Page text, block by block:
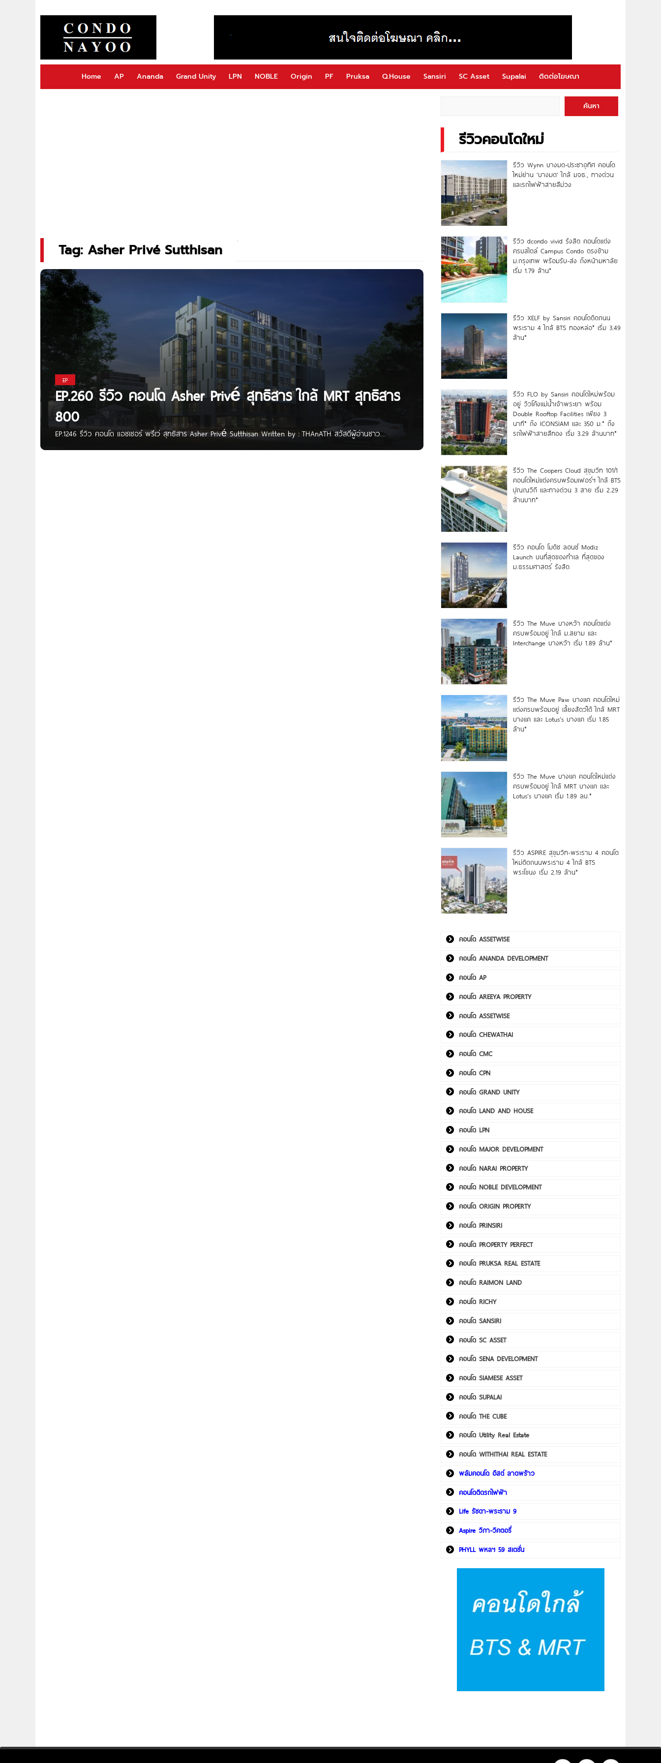
Home AP Ananda Grand Unity LPN NOBLE Origin PF Pruksa Q.House Sansiri SC Asset Supalai ติดต่อโฆษณา
Tag: Asher Privé Sutthisan
EP
EP.260 รีวิว คอนโด Asher Privé สุทธิสาร ใกล้ MRT สุทธิสาร
800
EP.1246 รีวิว คอนโด แอชเชอร์ พรีเว่ สุทธิสาร Asher Privé Sutthisan Written by : THAnATH สวัสดีผู้อ่านชาว
ค้นหา
รีวิวคอนโดใหม่
รีวิว Wynn บางมด-ประชาอุทิศ คอนโด
ใหม่ย่าน ‘บางมด’ ใกล้ มจธ., ทางด่วน
และรถไฟฟ้าสายสีม่วง
รีวิว dcondo vivid รังสิต คอนโดแต่ง
ครบสไตล์ Campus Condo ตรงข้าม
ม.กรุงเทพ พร้อมรับ-ส่ง ถึงหน้ามหาลัย
เริ่ม 1.79 ล้าน*
รีวิว XELF by Sansiri คอนโดติดถนน
พระราม 4 ใกล้ BTS ทองหล่อ* เริ่ม 3.49
ล้าน*
รีวิว FLO by Sansiri คอนโดใหม่พร้อม
อยู่ วิวโค้งแม่น้ำเจ้าพระยา พร้อม
Double Rooftop Facilities เพียง 3
นาที* ถึง ICONSIAM และ 350 ม.* ถึง
รถไฟฟ้าสายสีทอง เริ่ม 3.29 ล้านบาท*
รีวิว The Coopers Cloud สุขุมวิท 101/1
คอนโดใหม่แต่งครบพร้อมเฟอร์ฯ ใกล้ BTS
ปุณณวิถี และทางด่วน 3 สาย เริ่ม 2.29
ล้านบาท*
รีวิว คอนโด โมดิซ ลอนซ์ Modiz
Launch บนที่สุดของทำเล ที่สุดของ
ม.ธรรมศาสตร์ รังสิต
รีวิว The Muve บางหว้า คอนโดแต่ง
ครบพร้อมอยู่ ใกล้ ม.สยาม และ
Interchange บางหว้า เริ่ม 1.89 ล้าน*
รีวิว The Muve Paw บางแค คอนโดใหม่
แต่งครบพร้อมอยู่ เลี้ยงสัตว์ได้ ใกล้ MRT
บางแค และ Lotus’s บางแค เริ่ม 1.85
ล้าน*
รีวิว The Muve บางแค คอนโดใหม่แต่ง
ครบพร้อมอยู่ ใกล้ MRT บางแค และ
Lotus’s บางแค เริ่ม 1.89 ลบ.*
รีวิว ASPIRE สุขุมวิท-พระราม 4 คอนโด
ใหม่ติดถนนพระราม 4 ใกล้ BTS
พระโขนง เริ่ม 2.19 ล้าน*
คอนโด ASSETWISE
คอนโด ANANDA DEVELOPMENT
คอนโด AP
คอนโด AREEYA PROPERTY
คอนโด ASSETWISE
คอนโด CHEWATHAI
คอนโด CMC
คอนโด CPN
คอนโด GRAND UNITY
คอนโด LAND AND HOUSE
คอนโด LPN
คอนโด MAJOR DEVELOPMENT
คอนโด NARAI PROPERTY
คอนโด NOBLE DEVELOPMENT
คอนโด ORIGIN PROPERTY
คอนโด PRINSIRI
คอนโด PROPERTY PERFECT
คอนโด PRUKSA REAL ESTATE
คอนโด RAIMON LAND
คอนโด RICHY
คอนโด SANSIRI
คอนโด SC ASSET
คอนโด SENA DEVELOPMENT
คอนโด SIAMESE ASSET
คอนโด SUPALAI
คอนโด THE CUBE
คอนโด Utility Real Estate
คอนโด WITHITHAI REAL ESTATE
พลัมคอนโด อีสต์ ลาดพร้าว
คอนโดติดรถไฟฟ้า
Life รัชดา-พระราม 9
Aspire วิภา-วิคตอรี่
PHYLL พหลฯ 59 สเตชั่น